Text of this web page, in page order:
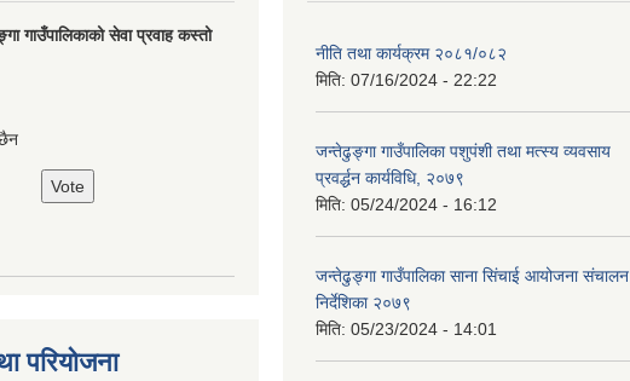
गाउँपालिकाको सेवा प्रवाह कस्तो
परियोजना
नीति तथा कार्यक्रम २०८१/०८२
मिति: 07/16/2024 - 22:22
जन्तेढुङ्गा गाउँपालिका पशुपंशी तथा मत्स्य व्यवसाय
प्रवर्द्धन कार्यविधि, २०७९
मिति: 05/24/2024 - 16:12
जन्तेढुङ्गा गाउँपालिका साना सिंचाई आयोजना संचालन
निर्देशिका २०७९
मिति: 05/23/2024 - 14:01